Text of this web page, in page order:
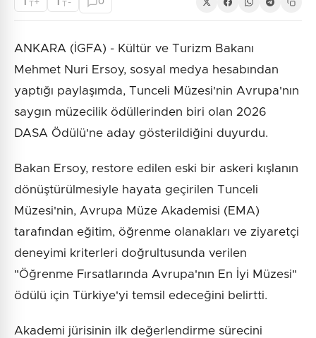
T T 0
ANKARA (İGFA) - Kültür ve Turizm Bakanı
Mehmet Nuri Ersoy, sosyal medya hesabından
yaptığı paylaşımda, Tunceli Müzesi'nin Avrupa'nın
saygın müzecilik ödüllerinden biri olan 2026
DASA Ödülü'ne aday gösterildiğini duyurdu.
Bakan Ersoy, restore edilen eski bir askeri kışlanın
dönüştürülmesiyle hayata geçirilen Tunceli
Müzesi'nin, Avrupa Müze Akademisi (EMA)
tarafından eğitim, öğrenme olanakları ve ziyaretçi
deneyimi kriterleri doğrultusunda verilen
"Öğrenme Fırsatlarında Avrupa'nın En İyi Müzesi"
ödülü için Türkiye'yi temsil edeceğini belirtti.
Akademi jürisinin ilk değerlendirme sürecini